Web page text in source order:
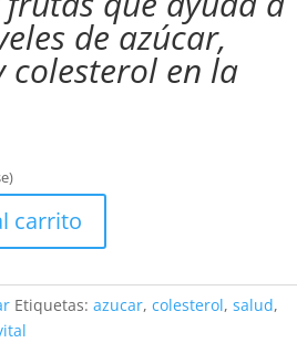
$149,000.
de azúcar,
colesterol en la
carrito
Etiquetas: azucar, colesterol, salud,